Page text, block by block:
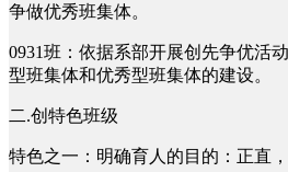
争做优秀班集体。
0931班：依据系部开展创先争优活
型班集体和优秀型班集体的建设。
二.创特色班级
特色之一：明确育人的目的：正直